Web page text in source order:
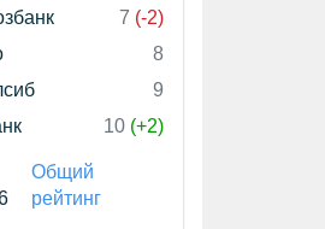
7 (-2)
8
9
10 (+2)
Общий
рейтинг